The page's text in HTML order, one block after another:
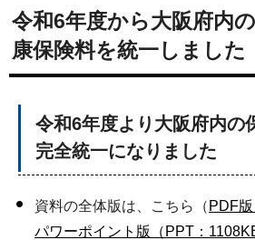
令和6年度から大阪府内
康保険料を統一しました
令和6年度より大阪府内の
完全統一になりました
資料の全体版は、こちら（ PDF
パワーポイント版（PPT：